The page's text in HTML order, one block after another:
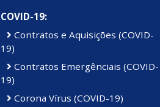
COVID-19:
Contratos e Aquisições (COVID-
19)
Contratos Emergênciais (COVID-
19)
Corona Vírus (COVID-19)